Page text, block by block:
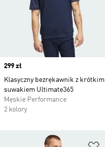
Price
299 zł
Klasyczny bezrękawnik z krótkim
suwakiem Ultimate365
Męskie Performance
2 kolory